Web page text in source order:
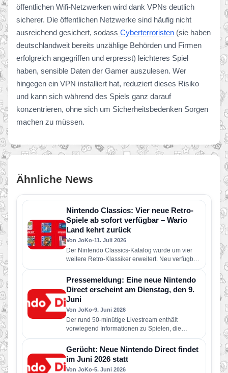
öffentlichen Wifi-Netzwerken wird dank VPNs deutlich
sicherer. Die öffentlichen Netzwerke sind häufig nicht
ausreichend gesichert, sodass Cyberterroristen (sie haben
deutschlandweit bereits unzählige Behörden und Firmen
erfolgreich angegriffen und erpresst) leichteres Spiel
haben, sensible Daten der Gamer auszulesen. Wer
hingegen ein VPN installiert hat, reduziert dieses Risiko
und kann sich während des Spiels ganz darauf
konzentrieren, ohne sich um Sicherheitsbedenken Sorgen
machen zu müssen.
Ähnliche News
Nintendo Classics: Vier neue Retro-
Spiele ab sofort verfügbar – Wario
Land kehrt zurück
Von JoKo•11. Juli 2026
Der Nintendo Classics-Katalog wurde um vier
weitere Retro-Klassiker erweitert. Neu verfügbar
sind die folgenden Spiele: Wario Land: Super…
Pressemeldung: Eine neue Nintendo
Direct erscheint am Dienstag, den 9.
Juni
Von JoKo•9. Juni 2026
Der rund 50-minütige Livestream enthält
vorwiegend Informationen zu Spielen, die
dieses Jahr für Nintendo Switch 2 und Nintendo
Switch erscheinen…
Gerücht: Neue Nintendo Direct findet
im Juni 2026 statt
Von JoKo•5. Juni 2026